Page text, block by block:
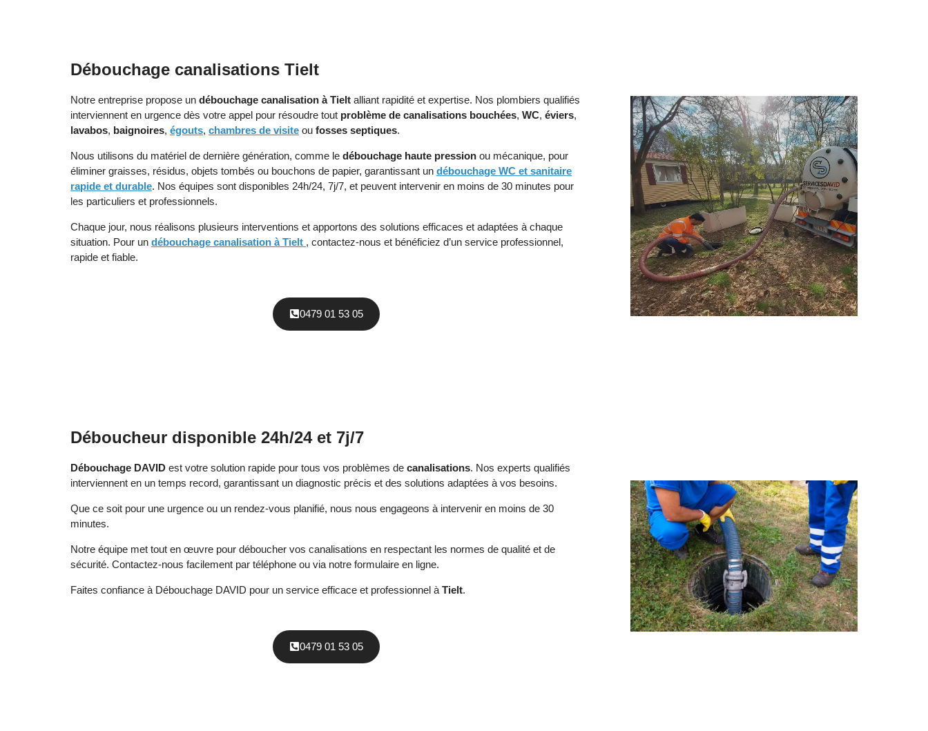
Débouchage canalisations Tielt
Notre entreprise propose un débouchage canalisation à Tielt alliant rapidité et expertise. Nos plombiers qualifiés
interviennent en urgence dès votre appel pour résoudre tout problème de canalisations bouchées, WC, éviers,
lavabos, baignoires, égouts, chambres de visite ou fosses septiques.
Nous utilisons du matériel de dernière génération, comme le débouchage haute pression ou mécanique, pour
éliminer graisses, résidus, objets tombés ou bouchons de papier, garantissant un débouchage WC et sanitaire
rapide et durable. Nos équipes sont disponibles 24h/24, 7j/7, et peuvent intervenir en moins de 30 minutes pour
les particuliers et professionnels.
Chaque jour, nous réalisons plusieurs interventions et apportons des solutions efficaces et adaptées à chaque
situation. Pour un débouchage canalisation à Tielt , contactez-nous et bénéficiez d’un service professionnel,
rapide et fiable.
0479 01 53 05
Déboucheur disponible 24h/24 et 7j/7
Débouchage DAVID est votre solution rapide pour tous vos problèmes de canalisations. Nos experts qualifiés
interviennent en un temps record, garantissant un diagnostic précis et des solutions adaptées à vos besoins.
Que ce soit pour une urgence ou un rendez-vous planifié, nous nous engageons à intervenir en moins de 30
minutes.
Notre équipe met tout en œuvre pour déboucher vos canalisations en respectant les normes de qualité et de
sécurité. Contactez-nous facilement par téléphone ou via notre formulaire en ligne.
Faites confiance à Débouchage DAVID pour un service efficace et professionnel à Tielt.
0479 01 53 05